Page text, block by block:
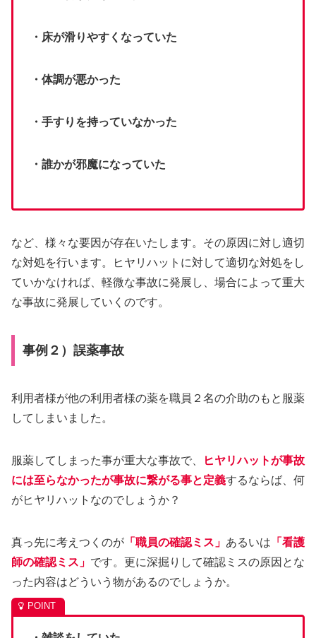
・床が滑りやすくなっていた
・体調が悪かった
・手すりを持っていなかった
・誰かが邪魔になっていた
など、様々な要因が存在いたします。その原因に対し適切
な対処を行います。ヒヤリハットに対して適切な対処をし
ていかなければ、軽微な事故に発展し、場合によって重大
な事故に発展していくのです。
事例２）誤薬事故
利用者様が他の利用者様の薬を職員２名の介助のもと服薬
してしまいました。
服薬してしまった事が重大な事故で、
ヒヤリハットが事故
には至らなかったが事故に繋がる事と定義するならば、何
がヒヤリハットなのでしょうか？
真っ先に考えつくのが 「職員の確認ミス」 あるいは 「看護
師の確認ミス」 です。更に深掘りして確認ミスの原因とな
った内容はどういう物があるのでしょうか。